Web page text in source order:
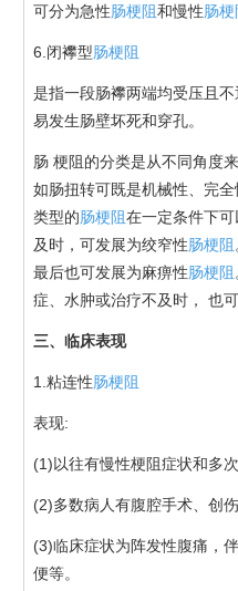
可分为急性肠梗阻和慢性肠梗
6.闭襻型肠梗阻
是指一段肠襻两端均受压且
易发生肠壁坏死和穿孔。
肠 梗阻的分类是从不同角度
如肠扭转可既是机械性、完
类型的肠梗阻在一定条件下
及时，可发展为绞窄性肠梗阻
最后也可发展为麻痹性肠梗阻
症、水肿或治疗不及时， 也
三、临床表现
1.粘连性肠梗阻
表现:
(1)以往有慢性梗阻症状和多
(2)多数病人有腹腔手术、创
(3)临床症状为阵发性腹痛，
便等。